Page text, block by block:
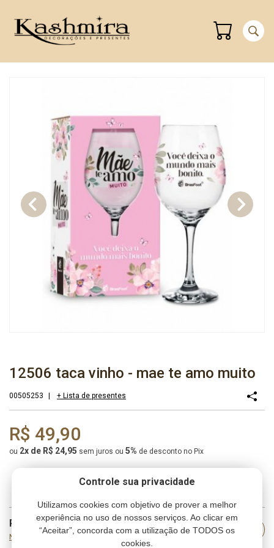
Controle sua privacidade
Utilizamos cookies com objetivo de prover a melhor
experiência no uso de nossos serviços. Ao clicar em
“Aceitar”, concorda com a utilização de TODOS os
cookies.
12506 taca vinho - mae te amo muito
00505253 + Lista de presentes
R$ 49,90
ou 2x de R$ 24,95 sem juros ou 5% de desconto no Pix
Prazo e frete
Não sei meu CEP
Consultar